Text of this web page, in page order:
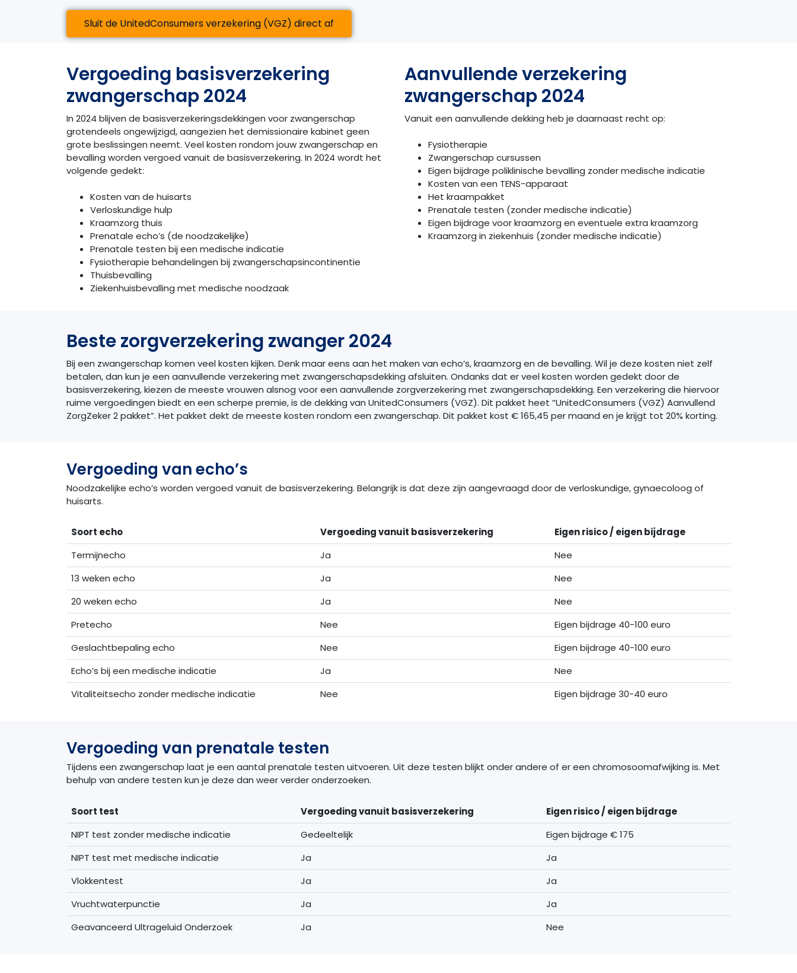
Sluit de UnitedConsumers verzekering (VGZ) direct af
Vergoeding basisverzekering
zwangerschap 2024
In 2024 blijven de basisverzekeringsdekkingen voor zwangerschap
grotendeels ongewijzigd, aangezien het demissionaire kabinet geen
grote beslissingen neemt. Veel kosten rondom jouw zwangerschap en
bevalling worden vergoed vanuit de basisverzekering. In 2024 wordt het
volgende gedekt:
Kosten van de huisarts
Verloskundige hulp
Kraamzorg thuis
Prenatale echo’s (de noodzakelijke)
Prenatale testen bij een medische indicatie
Fysiotherapie behandelingen bij zwangerschapsincontinentie
Thuisbevalling
Ziekenhuisbevalling met medische noodzaak
Aanvullende verzekering
zwangerschap 2024
Vanuit een aanvullende dekking heb je daarnaast recht op:
Fysiotherapie
Zwangerschap cursussen
Eigen bijdrage poliklinische bevalling zonder medische indicatie
Kosten van een TENS-apparaat
Het kraampakket
Prenatale testen (zonder medische indicatie)
Eigen bijdrage voor kraamzorg en eventuele extra kraamzorg
Kraamzorg in ziekenhuis (zonder medische indicatie)
Beste zorgverzekering zwanger 2024
Bij een zwangerschap komen veel kosten kijken. Denk maar eens aan het maken van echo’s, kraamzorg en de bevalling. Wil je deze kosten niet zelf
betalen, dan kun je een aanvullende verzekering met zwangerschapsdekking afsluiten. Ondanks dat er veel kosten worden gedekt door de
basisverzekering, kiezen de meeste vrouwen alsnog voor een aanvullende zorgverzekering met zwangerschapsdekking. Een verzekering die hiervoor
ruime vergoedingen biedt en een scherpe premie, is de dekking van UnitedConsumers (VGZ). Dit pakket heet “UnitedConsumers (VGZ) Aanvullend
ZorgZeker 2 pakket”. Het pakket dekt de meeste kosten rondom een zwangerschap. Dit pakket kost € 165,45 per maand en je krijgt tot 20% korting.
Vergoeding van echo’s
Noodzakelijke echo’s worden vergoed vanuit de basisverzekering. Belangrijk is dat deze zijn aangevraagd door de verloskundige, gynaecoloog of
huisarts.
Soort echo Vergoeding vanuit basisverzekering
Eigen risico / eigen bijdrage
Termijnecho
Ja
Nee
13 weken echo
Ja
Nee
20 weken echo
Ja
Nee
Pretecho
Nee
Eigen bijdrage 40-100 euro
Geslachtbepaling echo
Nee
Eigen bijdrage 40-100 euro
Echo’s bij een medische indicatie
Ja
Nee
Vitaliteitsecho zonder medische indicatie
Nee Eigen bijdrage 30-40 euro
Vergoeding van prenatale testen
Tijdens een zwangerschap laat je een aantal prenatale testen uitvoeren. Uit deze testen blijkt onder andere of er een chromosoomafwijking is. Met
behulp van andere testen kun je deze dan weer verder onderzoeken.
Soort test Vergoeding vanuit basisverzekering
Eigen risico / eigen bijdrage
NIPT test zonder medische indicatie
Gedeeltelijk
Eigen bijdrage € 175
NIPT test met medische indicatie
Ja
Ja
Vlokkentest
Ja
Ja
Vruchtwaterpunctie
Ja
Ja
Geavanceerd Ultrageluid Onderzoek
Ja Nee